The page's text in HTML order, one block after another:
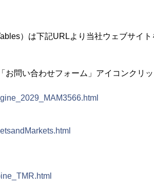
）は下記URLより当社ウェブサイ
問い合わせフォーム」アイコンクリ